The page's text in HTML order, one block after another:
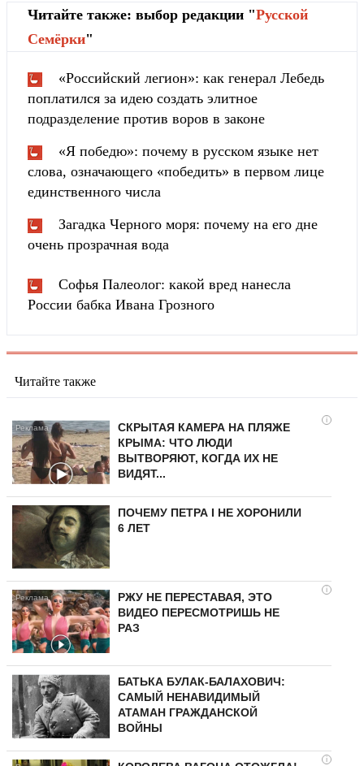
Читайте также: выбор редакции "Русской
Cемёрки"
«Российский легион»: как генерал Лебедь
поплатился за идею создать элитное
подразделение против воров в законе
«Я победю»: почему в русском языке нет
слова, означающего «победить» в первом лице
единственного числа
Загадка Черного моря: почему на его дне
очень прозрачная вода
Софья Палеолог: какой вред нанесла
России бабка Ивана Грозного
Читайте также
i
СКРЫТАЯ КАМЕРА НА ПЛЯЖЕ
КРЫМА: ЧТО ЛЮДИ
ВЫТВОРЯЮТ, КОГДА ИХ НЕ
ВИДЯТ...
ПОЧЕМУ ПЕТРА I НЕ ХОРОНИЛИ
6 ЛЕТ
i
РЖУ НЕ ПЕРЕСТАВАЯ, ЭТО
ВИДЕО ПЕРЕСМОТРИШЬ НЕ
РАЗ
БАТЬКА БУЛАК-БАЛАХОВИЧ:
САМЫЙ НЕНАВИДИМЫЙ
АТАМАН ГРАЖДАНСКОЙ
ВОЙНЫ
i